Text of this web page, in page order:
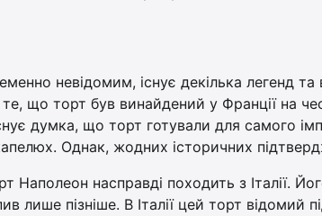
невідомим, існує декілька легенд та
що торт був винайдений у Франції на
думка, що торт готували для самого
Однак, жодних історичних
Наполеон насправді походить з Італії.
лише пізніше. В Італії цей торт відомий